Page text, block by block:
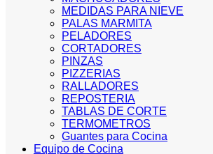
MEDIDAS PARA NIEVE
PALAS MARMITA
PELADORES
CORTADORES
PINZAS
PIZZERIAS
RALLADORES
REPOSTERIA
TABLAS DE CORTE
TERMOMETROS
Guantes para Cocina
Equipo de Cocina